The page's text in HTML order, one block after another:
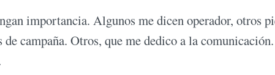
importancia. Algunos me dicen operador, otros
de campaña. Otros, que me dedico a la